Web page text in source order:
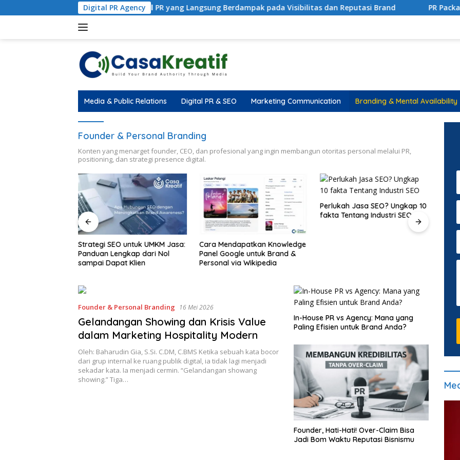
Digital PR Agency
5 Manfaat Digital PR yang Langsung Berdampak pada Visibilitas dan Reputasi Brand PR Package: Strategi
Media & Public Relations Digital PR & SEO Marketing Communication Branding & Mental Availability
Founder & Personal Branding
Konten yang menarget founder, CEO, dan profesional yang ingin membangun otoritas personal melalui PR,
positioning, dan strategi presence digital.
Strategi SEO untuk UMKM Jasa:
Panduan Lengkap dari Nol
sampai Dapat Klien
Cara Mendapatkan Knowledge
Panel Google untuk Brand &
Personal via Wikipedia
Perlukah Jasa SEO? Ungkap 10
fakta Tentang Industri SEO
Founder & Personal Branding 16 Mei 2026
Gelandangan Showing dan Krisis Value
dalam Marketing Hospitality Modern
Oleh: Baharudin Gia, S.Si. C.DM, C.BMS Ketika sebuah kata bocor
dari grup internal ke ruang publik digital, ia tidak lagi menjadi
sekadar kata. Ia menjadi cermin. “Gelandangan showang
showing.” Tiga…
In-House PR vs Agency: Mana yang
Paling Efisien untuk Brand Anda?
Founder, Hati-Hati! Over-Claim Bisa
Jadi Bom Waktu Reputasi Bisnismu